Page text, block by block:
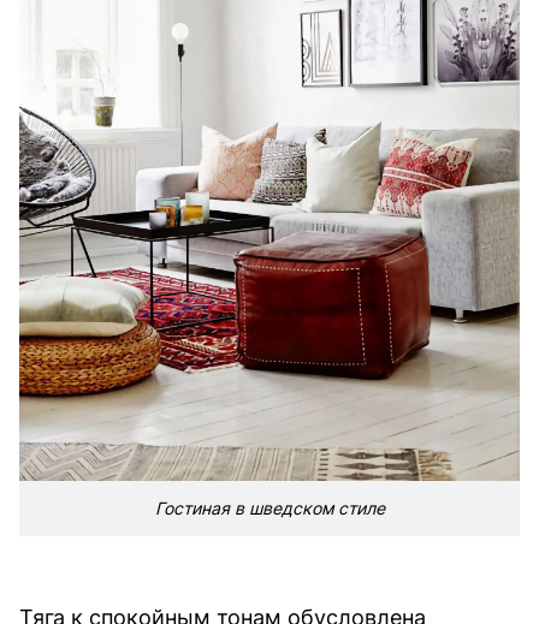
Гостиная в шведском стиле
Тяга к спокойным тонам обусловлена